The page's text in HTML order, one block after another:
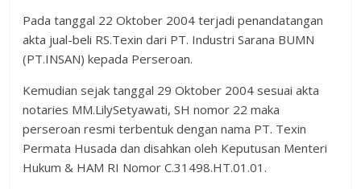
Pada tanggal 22 Oktober 2004 terjadi penandatangan
akta jual-beli RS.Texin dari PT. Industri Sarana BUMN
(PT.INSAN) kepada Perseroan.
Kemudian sejak tanggal 29 Oktober 2004 sesuai akta
notaries MM.LilySetyawati, SH nomor 22 maka
perseroan resmi terbentuk dengan nama PT. Texin
Permata Husada dan disahkan oleh Keputusan Menteri
Hukum & HAM RI Nomor C.31498.HT.01.01.